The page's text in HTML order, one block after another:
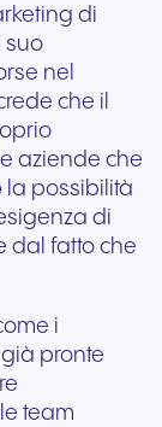
di
suo
nel
che il
aziende che
la possibilità
di
dal fatto che
i
pronte
team